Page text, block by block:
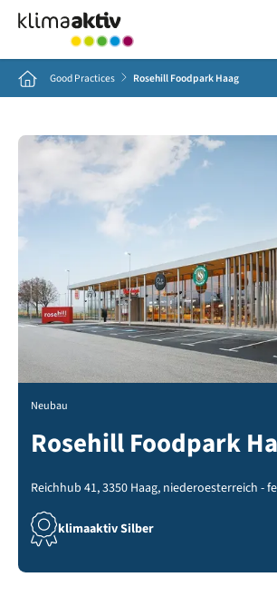
Home Good Practices Rosehill Foodpark Haag
Neubau
Rosehill Foodpark
Reichhub 41, 3350 Haag, niederoesterreich -
klimaaktiv Silber